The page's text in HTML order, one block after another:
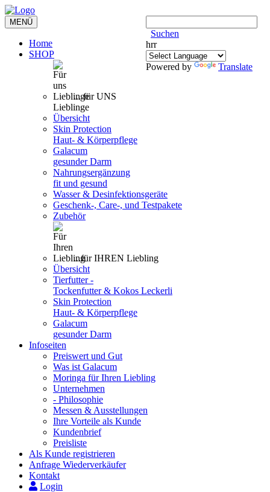
Suchen
hrr
Powered by Translate
Toggle
navigation
MENÜ
Home
SHOP
... für UNS
Lieblinge
Übersicht
Skin Protection
Haut- & Körperpflege
Galacum
gesunder Darm
Nahrungsergänzung
fit und gesund
Wasser & Desinfektionsgeräte
Geschenk-, Care-, und Testpakete
Zubehör
...für IHREN Liebling
Übersicht
Tierfutter -
Tockenfutter & Kokos Leckerli
Skin Protection
Haut- & Körperpflege
Galacum
gesunder Darm
Infoseiten
Preiswert und Gut
Was ist Galacum
Moringa für Ihren Liebling
Unternehmen
- Philosophie
Messen & Ausstellungen
Ihre Vorteile als Kunde
Kundenbrief
Preisliste
Als Kunde registrieren
Anfrage Wiederverkäufer
Kontakt
Login